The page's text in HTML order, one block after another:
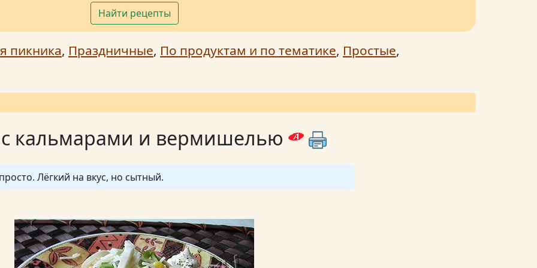
Найти рецепты
пикника, Праздничные, По продуктам и по тематике, Простые,
с кальмарами и вермишелью
Лёгкий на вкус, но сытный.